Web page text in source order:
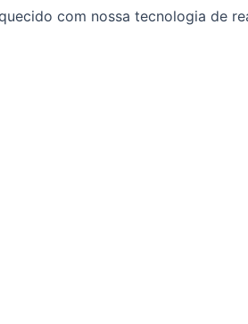
com nossa tecnologia de